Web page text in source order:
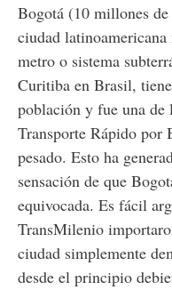
Bogotá (10 millones
ciudad
metro o sistema
Curitiba en Brasil,
población y fue una de
Transporte Rápido por
pesado. Esto ha
sensación de que
equivocada. Es fácil
TransMilenio
ciudad simplemente
desde el principio